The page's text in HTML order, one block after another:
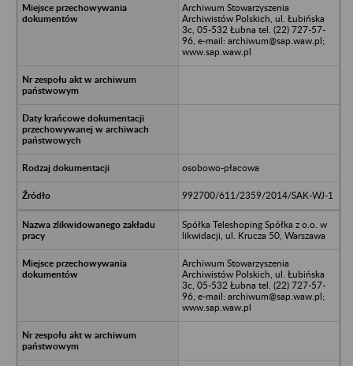
Archiwum Stowarzyszenia
Archiwistów Polskich, ul. Łubińska
3c, 05-532 Łubna tel. (22) 727-57-
96, e-mail: archiwum@sap.waw.pl;
www.sap.waw.pl
osobowo-płacowa
992700/611/2359/2014/SAK-WJ-1
Spółka Teleshoping Spółka z o.o. w
likwidacji, ul. Krucza 50, Warszawa
Archiwum Stowarzyszenia
Archiwistów Polskich, ul. Łubińska
3c, 05-532 Łubna tel. (22) 727-57-
96, e-mail: archiwum@sap.waw.pl;
www.sap.waw.pl